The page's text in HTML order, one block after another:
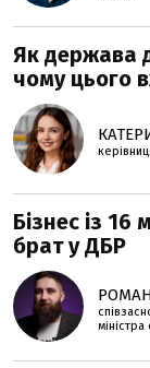
Як держава
чому цього
Бізнес із 16
брат у ДБР